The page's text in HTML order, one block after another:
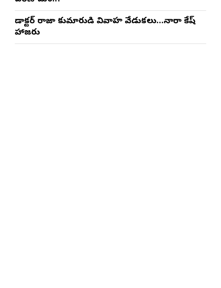
డాక్టర్ రాజా కుమారుడి వివాహ వేడుకలు…నారా లోకేష్
హాజరు